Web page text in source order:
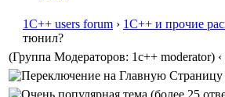
1С++ users forum › 1С++ и прочие
тюнил?
(Группа Модераторов: 1c++ moderator) ‹